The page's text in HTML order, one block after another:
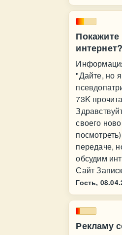
Покажите
интернет?
"Дайте, но
73K
своего
передаче,
обсудим
Сайт
Гость,
Рекламу